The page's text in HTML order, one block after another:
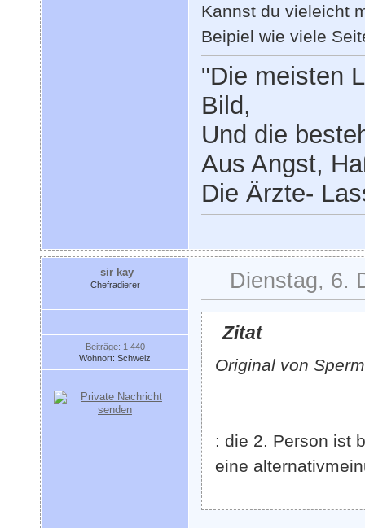
Kannst du vieleicht
Beipiel wie viele
"Die meisten
Bild,
Und die
Aus Angst,
Die Ärzte-
sir kay
Chefradierer
Beiträge: 1 440
Wohnort: Schweiz
Dienstag, 6.
Zitat
Original von
: die 2. Person ist
eine